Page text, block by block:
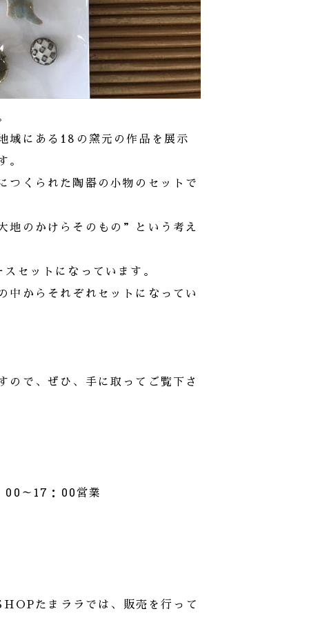
域にある18の窯元の作品を展示
。
つくられた陶器の小物のセットで
地のかけらそのもの”という考え
セットになっています。
中からそれぞれセットになってい
ので、ぜひ、手に取ってご覧下さ
00 ～ 17 ： 00営業
たまララでは、販売を行って